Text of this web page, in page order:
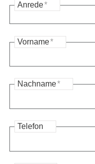
Anrede*
Vorname*
Nachname*
Telefon